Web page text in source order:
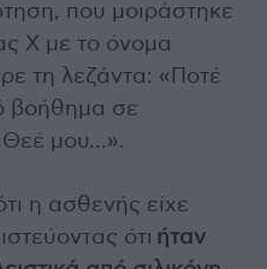
που μοιράστηκε
X με το όνομα
τη λεζάντα: «Ποτέ
βοήθημα σε
Θεέ μου…».
η ασθενής είχε
ότι ήταν